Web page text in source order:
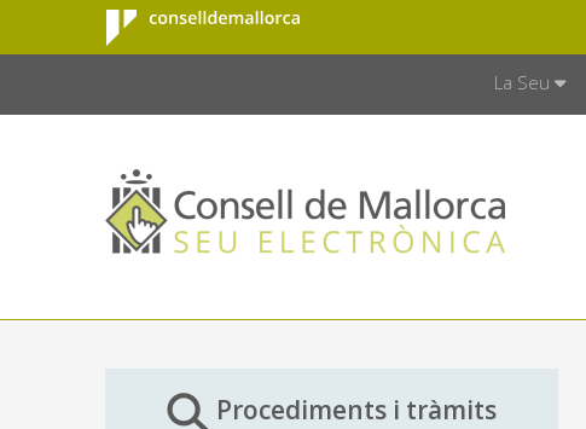
Salta al contingut principal
Consell de
Mallorca
La Seu
Procediments i tràmits